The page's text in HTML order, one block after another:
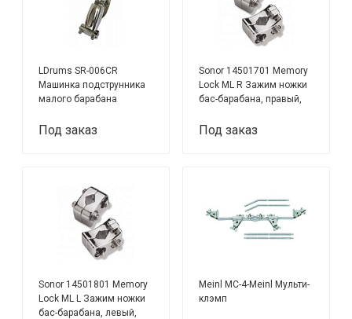
LDrums SR-006CR
Машинка подструнника
малого барабана
Под заказ
Sonor 14501701 Memory
Lock ML R Зажим ножки
бас-барабана, правый,
Под заказ
Sonor 14501801 Memory
Lock ML L Зажим ножки
бас-барабана, левый,
Meinl MC-4-Meinl Мульти-
клэмп